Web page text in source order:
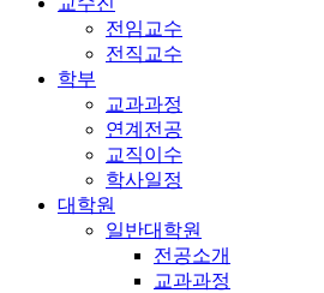
전임교수
전직교수
학부
교과과정
연계전공
교직이수
학사일정
대학원
일반대학원
전공소개
교과과정